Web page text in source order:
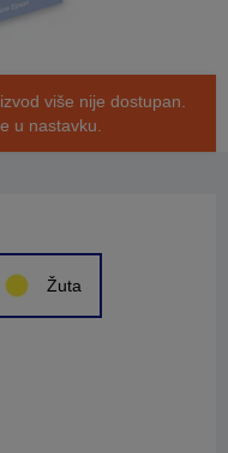
više nije dostupan.
u nastavku.
Žuta